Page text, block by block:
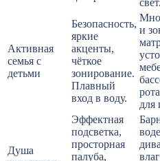
свет.
Активная
семья с
детьми
Безопасность,
яркие
акценты,
чёткое
зонирование.
Плавный
вход в воду.
и
для
Душа
Эффектная
подсветка,
просторная
палуба,